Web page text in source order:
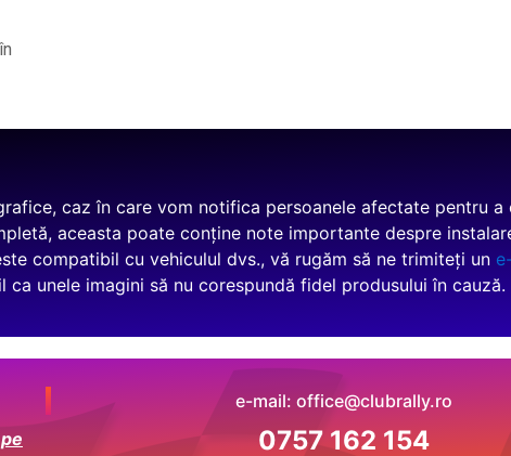
caz în care vom notifica persoanele afectate pentru a
aceasta poate conține note importante despre
compatibil cu vehiculul dvs., vă rugăm să ne trimiteți un
unele imagini să nu corespundă fidel produsului în cauză.
e-mail: office@clubrally.ro
0757 162 154